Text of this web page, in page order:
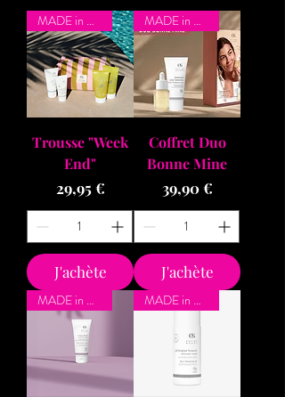
MADE in BZH
Trousse "Week
End"
Prix
29,95 €
J'achète
MADE in BZH
Coffret Duo
Bonne Mine
Prix
39,90 €
J'achète
MADE in BZH MADE in BZH